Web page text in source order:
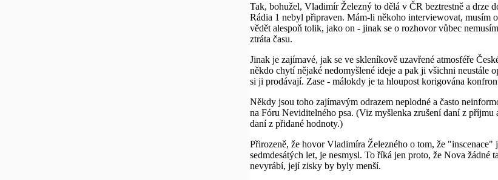
Tak, bohužel, Vladimír Železný to dělá v ČR beztrestně a drze
Rádia 1 nebyl připraven. Mám-li někoho interviewovat, musím o
vědět alespoň tolik, jako on - jinak se o rozhovor vůbec
ztráta času.
Jinak je zajímavé, jak se ve skleníkově uzavřené atmosféře
někdo chytí nějaké nedomyšlené ideje a pak ji všichni neustále
si ji prodávají. Zase - málokdy je ta hloupost korigována
Někdy jsou toho zajímavým odrazem neplodné a často
na Fóru Neviditelného psa. (Viz myšlenka zrušení daní z příjmu
daní z přidané hodnoty.)
Přirozeně, že hovor Vladimíra Železného o tom, že "inscenace"
sedmdesátých let, je nesmysl. To říká jen proto, že Nova žádné
nevyrábí, její zisky by byly menší.